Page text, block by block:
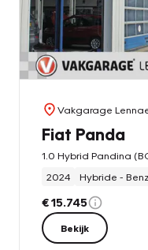
Vakgarage
Fiat Panda
1.0 Hybrid Pandina
2024
Hybride -
€ 15.745
Bekijk